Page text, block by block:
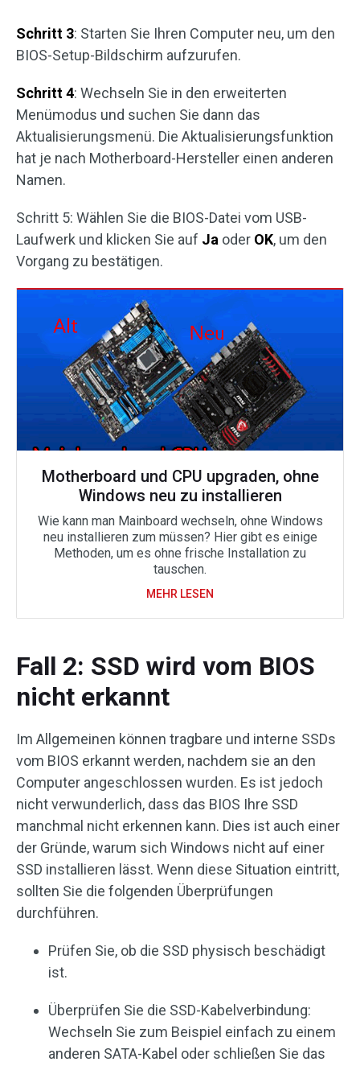
Schritt 3: Starten Sie Ihren Computer neu, um den
BIOS-Setup-Bildschirm aufzurufen.
Schritt 4: Wechseln Sie in den erweiterten
Menümodus und suchen Sie dann das
Aktualisierungsmenü. Die Aktualisierungsfunktion
hat je nach Motherboard-Hersteller einen anderen
Namen.
Schritt 5: Wählen Sie die BIOS-Datei vom USB-
Laufwerk und klicken Sie auf Ja oder OK, um den
Vorgang zu bestätigen.
Motherboard und CPU upgraden, ohne
Windows neu zu installieren
Wie kann man Mainboard wechseln, ohne Windows
neu installieren zum müssen? Hier gibt es einige
Methoden, um es ohne frische Installation zu
tauschen.
MEHR LESEN
Fall 2: SSD wird vom BIOS
nicht erkannt
Im Allgemeinen können tragbare und interne SSDs
vom BIOS erkannt werden, nachdem sie an den
Computer angeschlossen wurden. Es ist jedoch
nicht verwunderlich, dass das BIOS Ihre SSD
manchmal nicht erkennen kann. Dies ist auch einer
der Gründe, warum sich Windows nicht auf einer
SSD installieren lässt. Wenn diese Situation eintritt,
sollten Sie die folgenden Überprüfungen
durchführen.
Prüfen Sie, ob die SSD physisch beschädigt
ist.
Überprüfen Sie die SSD-Kabelverbindung:
Wechseln Sie zum Beispiel einfach zu einem
anderen SATA-Kabel oder schließen Sie das